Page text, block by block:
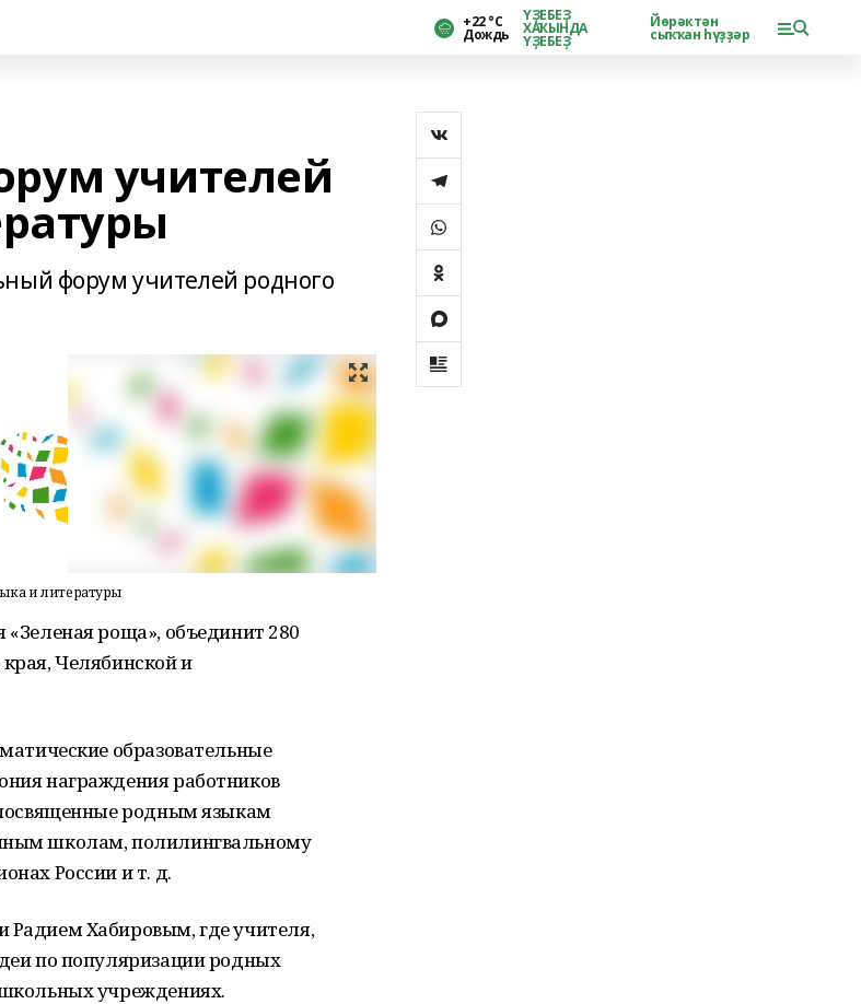
+22 °С
Дождь
ҮҘЕБЕҘ
ХАҠЫНДА
ҮҘЕБЕҘ
Йөрәктән
сыҡҡан һүҙҙәр
учителей
форум учителей родного
и литературы
«Зеленая роща», объединит 280
Челябинской и
образовательные
награждения работников
посвященные родным языкам
школам, полилингвальному
России и т. д.
Радием Хабировым, где учителя,
по популяризации родных
учреждениях.